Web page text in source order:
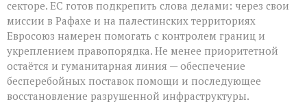
секторе. ЕС готов подкрепить слова делами: через свои
миссии в Рафахе и на палестинских территориях
Евросоюз намерен помогать с контролем границ и
укреплением правопорядка. Не менее приоритетной
остаётся и гуманитарная линия — обеспечение
бесперебойных поставок помощи и последующее
восстановление разрушенной инфраструктуры.